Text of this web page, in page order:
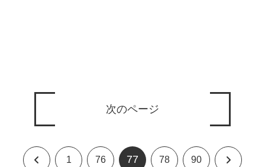
次のページ
前 1 76 77 78 90 次